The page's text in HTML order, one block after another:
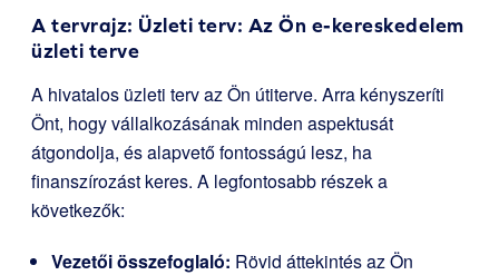
A tervrajz: Üzleti terv: Az Ön e-kereskedelem
üzleti terve
A hivatalos üzleti terv az Ön útiterve. Arra kényszeríti
Önt, hogy vállalkozásának minden aspektusát
átgondolja, és alapvető fontosságú lesz, ha
finanszírozást keres. A legfontosabb részek a
következők:
Vezetői összefoglaló: Rövid áttekintés az Ön